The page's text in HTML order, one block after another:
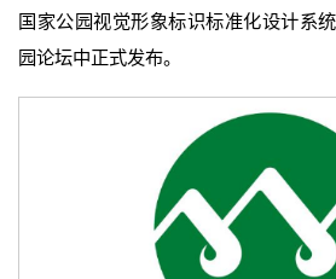
国家公园视觉形象标识标准化设计系
园论坛中正式发布。